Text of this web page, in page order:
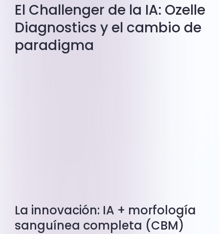
El Challenger de la IA: Ozelle
Diagnostics y el cambio de
paradigma
La innovación: IA + morfología
sanguínea completa (CBM)